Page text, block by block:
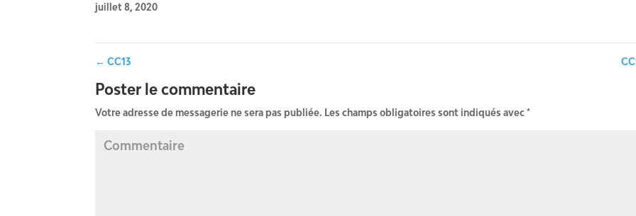
juillet 8, 2020
← CC13
Poster le commentaire
Votre adresse de messagerie ne sera pas publiée. Les champs obligatoires sont indiqués avec*